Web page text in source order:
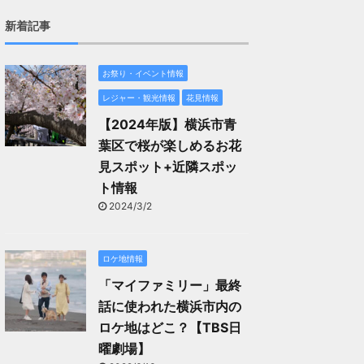
新着記事
お祭り・イベント情報
レジャー・観光情報 花見情報
【2024年版】横浜市青
葉区で桜が楽しめるお花
見スポット+近隣スポッ
ト情報
2024/3/2
ロケ地情報
「マイファミリー」最終
話に使われた横浜市内の
ロケ地はどこ？【TBS日
曜劇場】